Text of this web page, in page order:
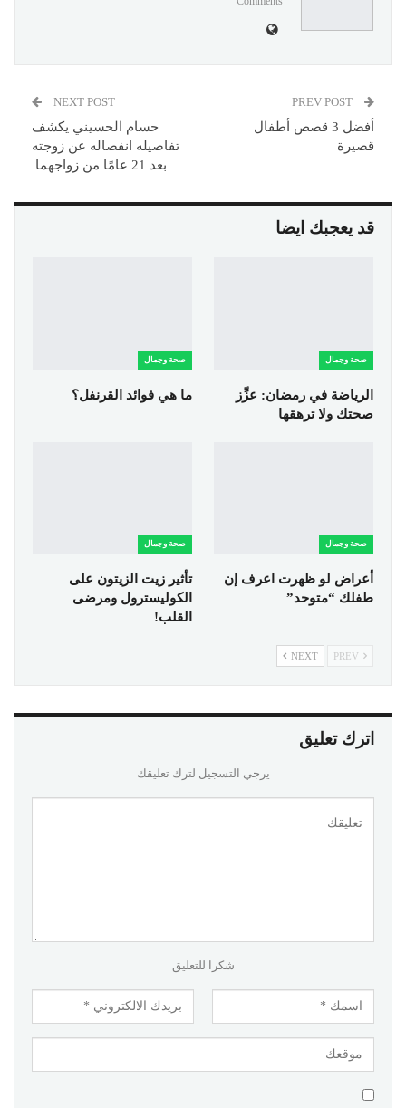
أفضل 3 قصص أطفال
قصيرة
NEXT POST
حسام الحسيني يكشف
تفاصيله انفصاله عن زوجته
بعد 21 عامًا من زواجهما
قد يعجبك ايضا
صحة وجمال
الرياضة في رمضان: عزِّز
صحتك ولا ترهقها
صحة وجمال
ما هي فوائد القرنفل؟
صحة وجمال
أعراض لو ظهرت اعرف إن
طفلك “متوحد”
صحة وجمال
تأثير زيت الزيتون على
الكوليسترول ومرضى
القلب!
NEXT
اترك تعليق
يرجي التسجيل لترك تعليقك
شكرا للتعليق